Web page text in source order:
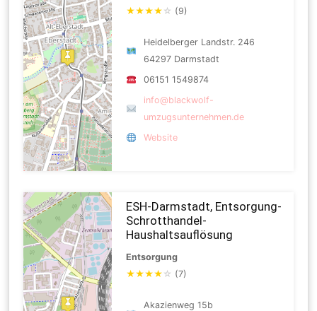
★★★★ ☆ (9)
Heidelberger Landstr. 246
64297 Darmstadt
06151 1549874
info@blackwolf-
umzugsunternehmen.de
Website
ESH-Darmstadt, Entsorgung-
Schrotthandel-
Haushaltsauflösung
Entsorgung
★★★★ ☆ (7)
Akazienweg 15b